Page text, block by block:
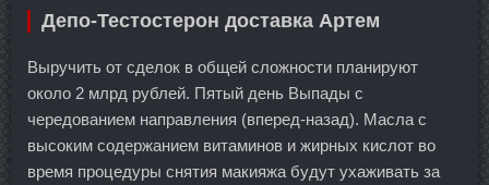
Депо-Тестостерон доставка Артем
Выручить от сделок в общей сложности планируют
около 2 млрд рублей. Пятый день Выпады с
чередованием направления (вперед-назад). Масла с
высоким содержанием витаминов и жирных кислот во
время процедуры снятия макияжа будут ухаживать за